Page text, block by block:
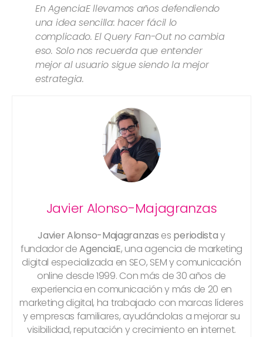
En AgenciaE llevamos años defendiendo
una idea sencilla: hacer fácil lo
complicado. El Query Fan-Out no cambia
eso. Solo nos recuerda que entender
mejor al usuario sigue siendo la mejor
estrategia.
Javier Alonso-Majagranzas
Javier Alonso-Majagranzas es periodistay
fundador deAgenciaE, una agencia de marketing
digital especializada en SEO, SEM y comunicación
online desde 1999. Con más de 30 años de
experiencia en comunicación y más de 20 en
marketing digital, ha trabajado con marcas líderes
y empresas familiares, ayudándolas a mejorar su
visibilidad, reputación y crecimiento en internet.